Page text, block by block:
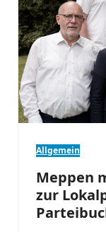
Allgemein
Meppen
zur